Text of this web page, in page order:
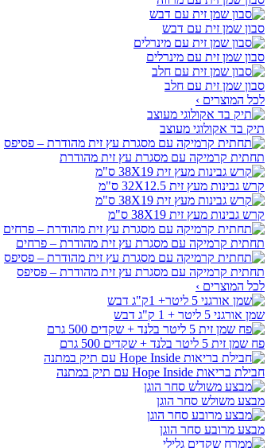
סבון שמן זית עם דבש
סבון שמן זית עם מינרלים
סבון שמן זית עם חלב
לכל המוצרים ›
תיק בד אקולוגי מעוצב
תחתית קרמיקה עם מסגרת עץ זית מהודרת
קרש גבינות מעץ זית 32X12.5 ס"מ
קרש גבינות מעץ זית 38X19 ס"מ
תחתית קרמיקה עם מסגרת עץ זית מהודרת – פרחים
תחתית קרמיקה עם מסגרת עץ זית מהודרת – פסיפס
לכל המוצרים ›
שמן אורגני 5 ליטר + 1 ק"ג דבש
פח שמן זית 5 ליטר בלנד + שקדים 500 גרם
חבילת בריאות Hope Inside עם תיק במתנה
מבצע משולש סחר הוגן
מבצע מרובע סחר הוגן